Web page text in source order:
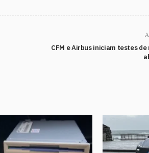
CFM e Airbus iniciam testes